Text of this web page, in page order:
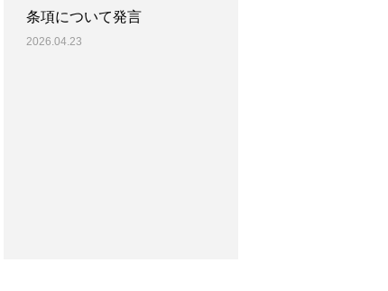
条項について発言
2026.04.23